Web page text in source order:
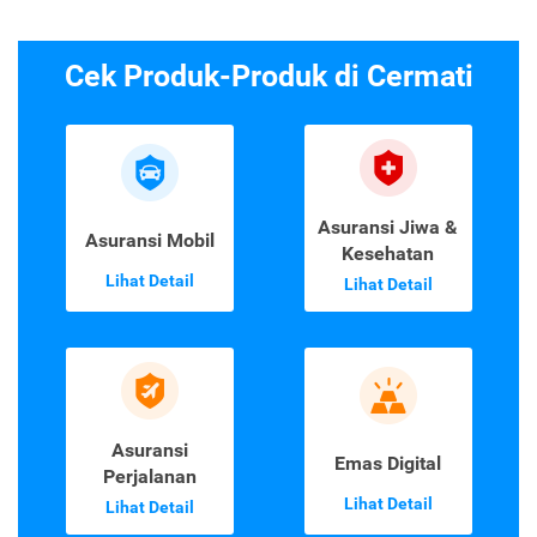
Cek Produk-Produk di Cermati
Asuransi Mobil
Lihat Detail
Asuransi Jiwa &
Kesehatan
Lihat Detail
Asuransi
Perjalanan
Lihat Detail
Emas Digital
Lihat Detail